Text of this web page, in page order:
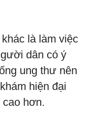
là làm việc
dân có ý
ung thư nên
hiện đại
cao hơn.